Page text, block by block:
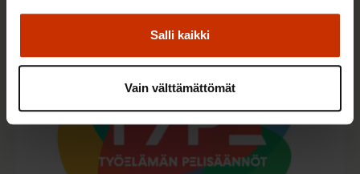
Salli kaikki
Vain välttämättömät